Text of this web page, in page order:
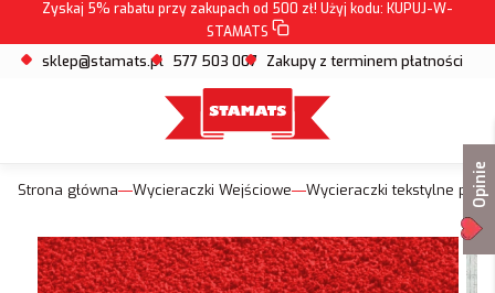
Zyskaj 5% rabatu przy zakupach od 500 zł! Użyj kodu: KUPUJ-W-
STAMATS
sklep@stamats.pl 577 503 007 Zakupy z terminem płatności
Strona główna Wycieraczki Wejściowe Wycieraczki tekstylne pod
Opinie